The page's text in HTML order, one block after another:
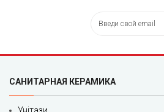
САНИТАРНАЯ КЕРАМИКА